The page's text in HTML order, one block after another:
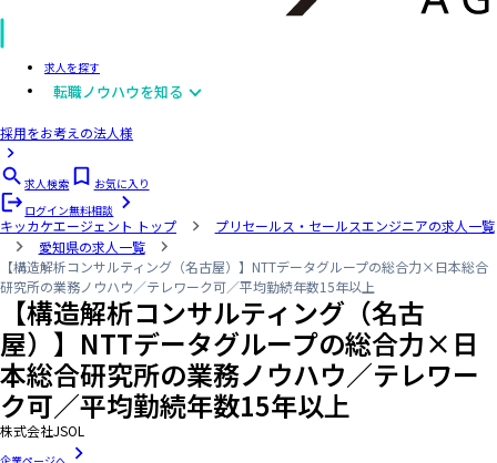
求人を探す
転職ノウハウを知る
採用をお考えの法人様
求人検索
お気に入り
ログイン無料相談
キッカケエージェント トップ
プリセールス・セールスエンジニアの求人一覧
愛知県の求人一覧
【構造解析コンサルティング（名古屋）】NTTデータグループの総合力×日本総合
研究所の業務ノウハウ／テレワーク可／平均勤続年数15年以上
【構造解析コンサルティング（名古
屋）】NTTデータグループの総合力×日
本総合研究所の業務ノウハウ／テレワー
ク可／平均勤続年数15年以上
株式会社JSOL